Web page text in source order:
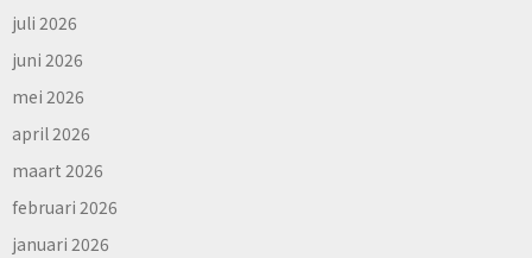
juli 2026
juni 2026
mei 2026
april 2026
maart 2026
februari 2026
januari 2026